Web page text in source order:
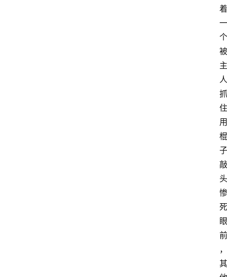
着
一
个
被
主
人
抓
住
用
棍
子
敲
头
惨
死
眼
前
，
其